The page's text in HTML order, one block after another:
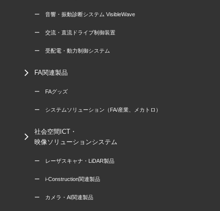
ー 音響・振動診断システム VisibleWave
ー 交流・直流ドライブ制御装置
ー 受配電・動力制御システム
FA関連製品
ー FAグッズ
ー システムソリューション（FA/産業、メカトロ）
社会空間ICT・
映像ソリューションシステム
ー レーザスキャナ・LiDAR製品
ー i-Construction関連製品
ー カメラ・AI関連製品